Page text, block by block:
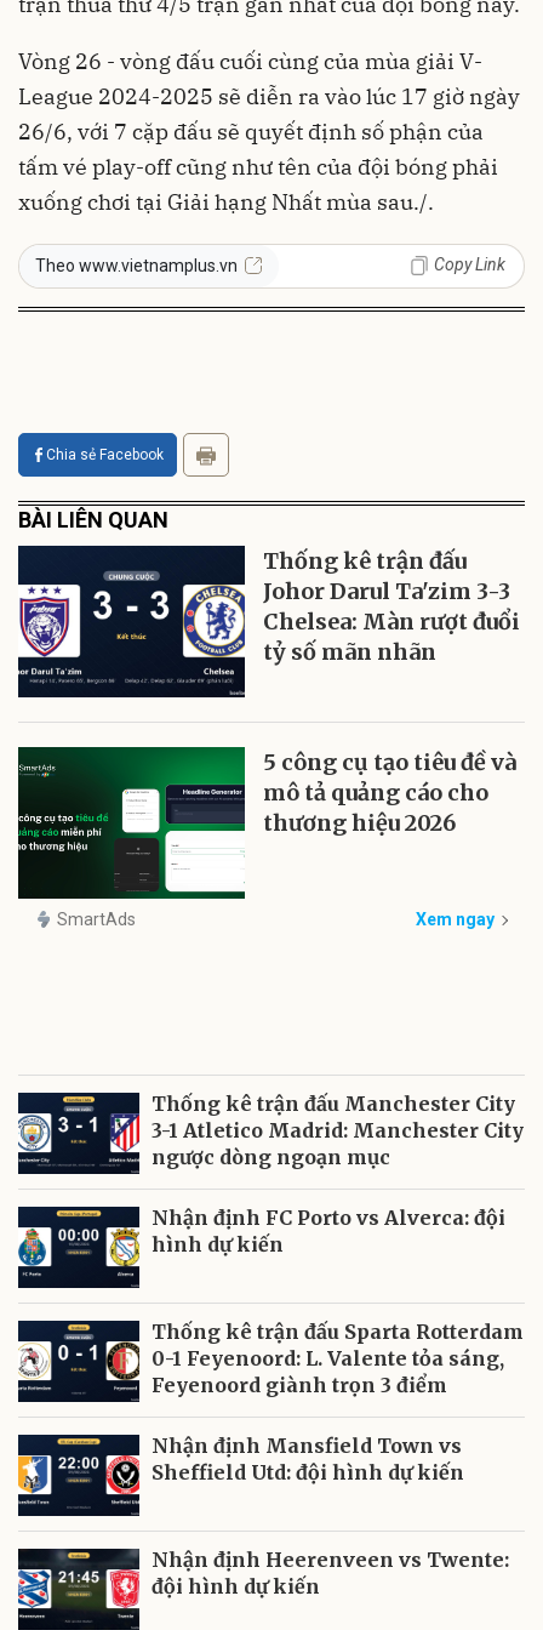
Vòng 26 - vòng đấu cuối cùng của mùa giải V-
League 2024-2025 sẽ diễn ra vào lúc 17 giờ ngày
26/6, với 7 cặp đấu sẽ quyết định số phận của
tấm vé play-off cũng như tên của đội bóng phải
xuống chơi tại Giải hạng Nhất mùa sau./.
Theo www.vietnamplus.vn Copy Link
Chia sẻ Facebook
BÀI LIÊN QUAN
Thống kê trận đấu
Johor Darul Ta'zim 3-3
Chelsea: Màn rượt đuổi
tỷ số mãn nhãn
5 công cụ tạo tiêu đề và
mô tả quảng cáo cho
thương hiệu 2026
SmartAds Xem ngay
Thống kê trận đấu Manchester City
3-1 Atletico Madrid: Manchester City
ngược dòng ngoạn mục
Nhận định FC Porto vs Alverca: đội
hình dự kiến
Thống kê trận đấu Sparta Rotterdam
0-1 Feyenoord: L. Valente tỏa sáng,
Feyenoord giành trọn 3 điểm
Nhận định Mansfield Town vs
Sheffield Utd: đội hình dự kiến
Nhận định Heerenveen vs Twente:
đội hình dự kiến